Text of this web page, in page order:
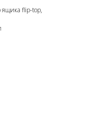
ящика flip-top,